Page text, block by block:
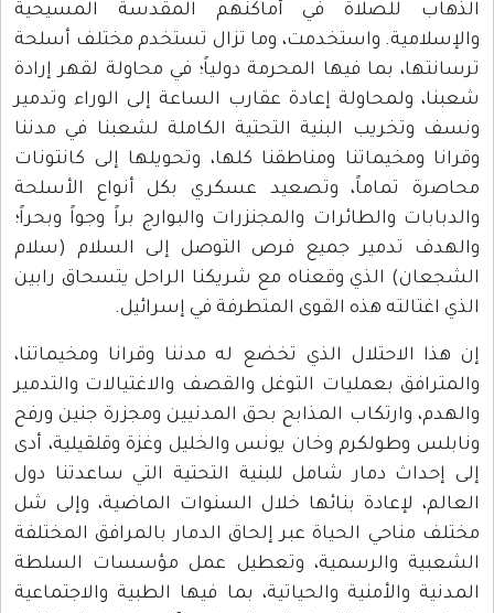
الذهاب للصلاة في أماكنهم المقدسة المسيحية
والإسلامية. واستخدمت، وما تزال تستخدم مختلف أسلحة
ترسانتها، بما فيها المحرمة دولياً؛ في محاولة لقهر إرادة
شعبنا، ولمحاولة إعادة عقارب الساعة إلى الوراء وتدمير
ونسف وتخريب البنية التحتية الكاملة لشعبنا في مدننا
وقرانا ومخيماتنا ومناطقنا كلها، وتحويلها إلى كانتونات
محاصرة تماماً، وتصعيد عسكري بكل أنواع الأسلحة
والدبابات والطائرات والمجنزرات والبوارج براً وجواً وبحراً؛
والهدف تدمير جميع فرص التوصل إلى السلام (سلام
الشجعان) الذي وقعناه مع شريكنا الراحل يتسحاق رابين
الذي اغتالته هذه القوى المتطرفة في إسرائيل.
إن هذا الاحتلال الذي تخضع له مدننا وقرانا ومخيماتنا،
والمترافق بعمليات التوغل والقصف والاغتيالات والتدمير
والهدم، وارتكاب المذابح بحق المدنيين ومجزرة جنين ورفح
ونابلس وطولكرم وخان يونس والخليل وغزة وقلقيلية، أدى
إلى إحداث دمار شامل للبنية التحتية التي ساعدتنا دول
العالم، لإعادة بنائها خلال السنوات الماضية، وإلى شل
مختلف مناحي الحياة عبر إلحاق الدمار بالمرافق المختلفة
الشعبية والرسمية، وتعطيل عمل مؤسسات السلطة
المدنية والأمنية والحياتية، بما فيها الطبية والاجتماعية